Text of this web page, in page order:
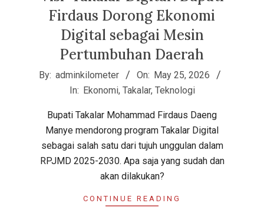
Firdaus Dorong Ekonomi
Digital sebagai Mesin
Pertumbuhan Daerah
2026-
By: adminkilometer On: May 25, 2026
In: Ekonomi, Takalar, Teknologi
Bupati Takalar Mohammad Firdaus Daeng
Manye mendorong program Takalar Digital
sebagai salah satu dari tujuh unggulan dalam
RPJMD 2025-2030. Apa saja yang sudah dan
akan dilakukan?
CONTINUE READING